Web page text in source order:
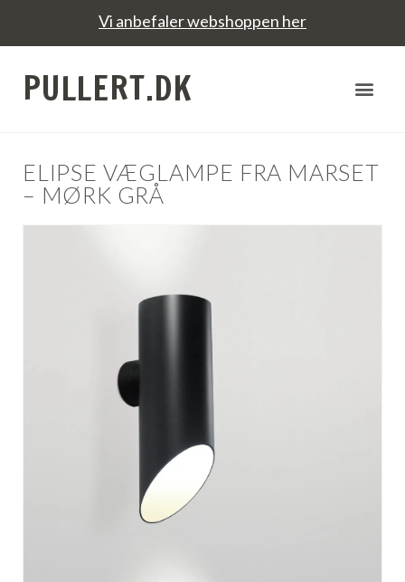
Vi anbefaler webshoppen her
PULLERT.DK
ELIPSE VÆGLAMPE FRA MARSET
– MØRK GRÅ